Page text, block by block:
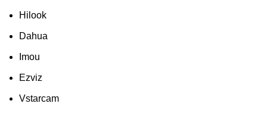
Hilook
Dahua
Imou
Ezviz
Vstarcam